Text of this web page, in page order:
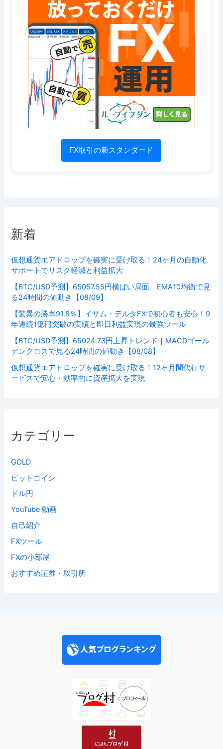
FX取引の新スタンダード
新着
仮想通貨エアドロップを確実に受け取る！24ヶ月の自動化
サポートでリスク軽減と利益拡大
【BTC/USD予測】65057.55円横ばい局面｜EMA10均衡で見
る24時間の値動き【08/09】
【驚異の勝率91.8％】イサム・デルタFXで初心者も安心！9
年連続1億円突破の実績と即日利益実現の最強ツール
【BTC/USD予測】65024.73円上昇トレンド｜MACDゴール
デンクロスで見る24時間の値動き【08/08】
仮想通貨エアドロップを確実に受け取る！12ヶ月間代行サ
ービスで安心・効率的に資産拡大を実現
カテゴリー
GOLD
ビットコイン
ドル円
YouTube 動画
自己紹介
FXツール
FXの小部屋
おすすめ証券・取引所